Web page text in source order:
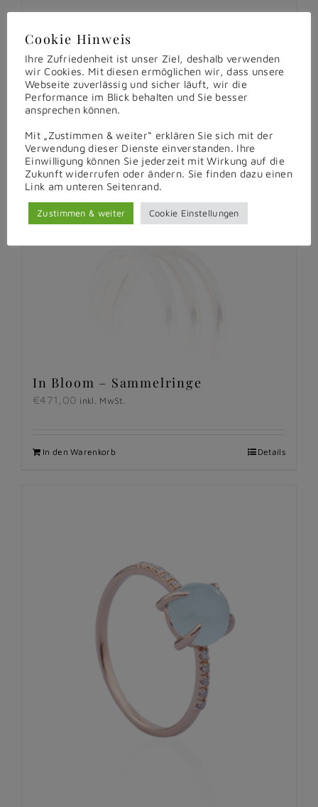
In Bloom – Sammelringe
€471,00 inkl. MwSt.
In den Warenkorb Details
Cookie Hinweis
Ihre Zufriedenheit ist unser Ziel, deshalb verwenden
wir Cookies. Mit diesen ermöglichen wir, dass unsere
Webseite zuverlässig und sicher läuft, wir die
Performance im Blick behalten und Sie besser
ansprechen können.
Mit „Zustimmen & weiter“ erklären Sie sich mit der
Verwendung dieser Dienste einverstanden. Ihre
Einwilligung können Sie jederzeit mit Wirkung auf die
Zukunft widerrufen oder ändern. Sie finden dazu einen
Link am unteren Seitenrand.
Zustimmen & weiter Cookie Einstellungen